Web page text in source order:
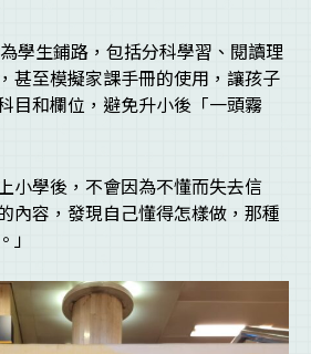
學生鋪路，包括分科學習、閱讀理
甚至模擬家課手冊的使用，讓孩子
目和欄位，避免升小後「一頭霧
小學後，不會因為不懂而失去信
內容，發現自己懂得怎樣做，那種